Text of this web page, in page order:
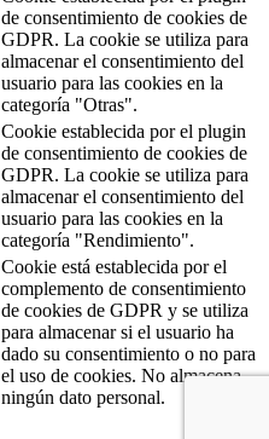
de consentimiento de cookies de
GDPR. La cookie se utiliza para
almacenar el consentimiento del
usuario para las cookies en la
categoría "Otras".
Cookie establecida por el plugin
de consentimiento de cookies de
GDPR. La cookie se utiliza para
almacenar el consentimiento del
usuario para las cookies en la
categoría "Rendimiento".
Cookie está establecida por el
complemento de consentimiento
de cookies de GDPR y se utiliza
para almacenar si el usuario ha
dado su consentimiento o no para
el uso de cookies. No almacena
ningún dato personal.